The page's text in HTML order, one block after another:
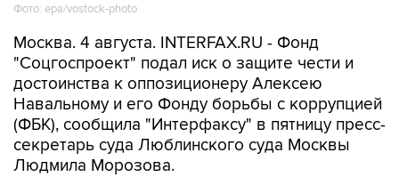
Фото: epa/vostock-photo
Москва. 4 августа. INTERFAX.RU - Фонд
"Соцгоспроект" подал иск о защите чести и
достоинства к оппозиционеру Алексею
Навальному и его Фонду борьбы с коррупцией
(ФБК), сообщила "Интерфаксу" в пятницу пресс-
секретарь суда Люблинского суда Москвы
Людмила Морозова.